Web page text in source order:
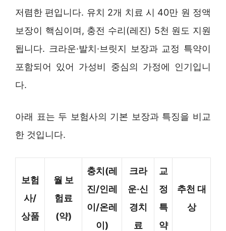
저렴한 편입니다. 유치 2개 치료 시 40만 원 정액
보장이 핵심이며, 충전 수리(레진) 5천 원도 지원
됩니다. 크라운·발치·브릿지 보장과 교정 특약이
포함되어 있어 가성비 중심의 가정에 인기입니
다.
아래 표는 두 보험사의 기본 보장과 특징을 비교
한 것입니다.
보험
사/
상품
월 보
험료
(약)
충치(레
진/인레
이/온레
이)
크라
운·신
경치
료
교
정
특
약
추천 대
상